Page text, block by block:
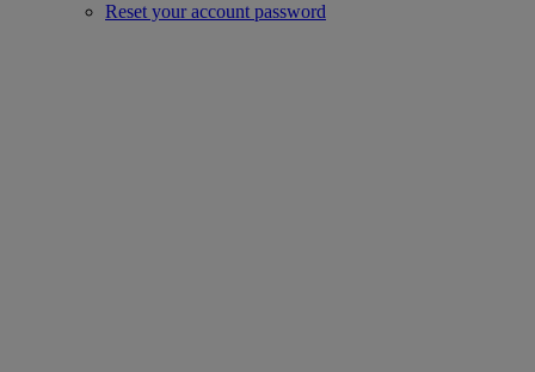
Reset your account password